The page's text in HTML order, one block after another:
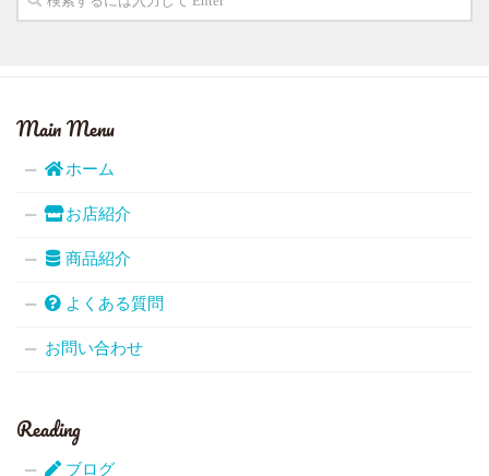
Main Menu
ホーム
お店紹介
商品紹介
よくある質問
お問い合わせ
Reading
ブログ